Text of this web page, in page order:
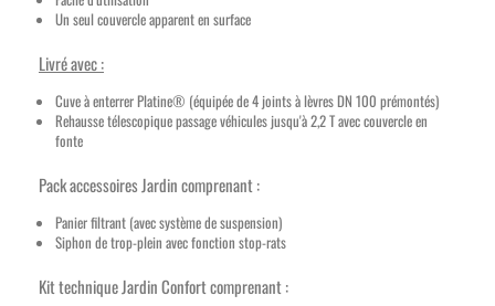
Un seul couvercle apparent en surface
Livré avec :
Cuve à enterrer Platine® (équipée de 4 joints à lèvres DN 100 prémontés)
Rehausse télescopique passage véhicules jusqu'à 2,2 T avec couvercle en
fonte
Pack accessoires Jardin comprenant :
Panier filtrant (avec système de suspension)
Siphon de trop-plein avec fonction stop-rats
Kit technique Jardin Confort comprenant :